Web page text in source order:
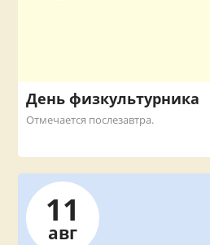
День физкультурника
Отмечается послезавтра.
11
авг